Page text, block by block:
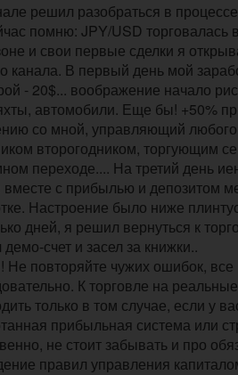
решил разобраться в
помню: JPY/USD торговалась
и свои первые сделки я
канала. В первый день мой
- 20$... воображение начало
автомобили. Еще бы! +50%
со мной, управляющий любого
второгодником, торгующим
переходе.... На третий день
вместе с прибылью и депозитом
Настроение было ниже
дней, я решил вернуться к
счет и засел за книжки..
Не повторяйте чужих ошибок,
К торговле на
только в том случае, если у
прибыльная система или
не стоит забывать и про
правил управления